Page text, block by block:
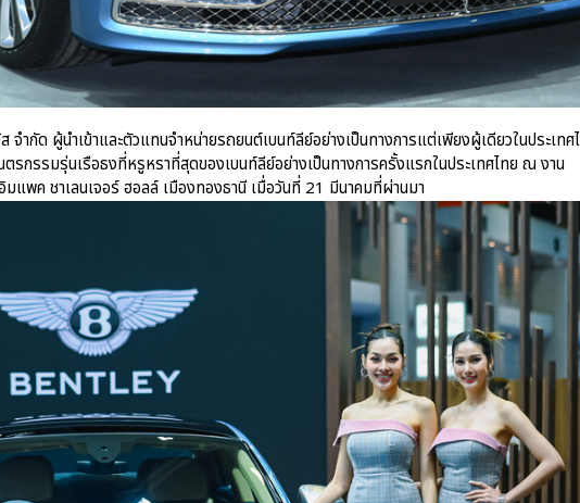
ำกัด ผู้นำเข้าและตัวแทนจำหน่ายรถยนต์เบนท์ลีย์อย่างเป็นทางการแต่เพียงผู้เดียวในประเทศ
รมรุ่นเรือธงที่หรูหราที่สุดของเบนท์ลีย์อย่างเป็นทางการครั้งแรกในประเทศไทย ณ งาน
แพค ชาเลนเจอร์ ฮอลล์ เมืองทองธานี เมื่อวันที่ 21 มีนาคมที่ผ่านมา